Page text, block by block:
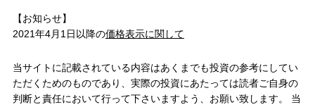
【お知らせ】
2021年4月1日以降の価格表示に関して
当サイトに記載されている内容はあくまでも投資の参考にしてい
ただくためのものであり、実際の投資にあたっては読者ご自身の
判断と責任において行って下さいますよう、お願い致します。 当